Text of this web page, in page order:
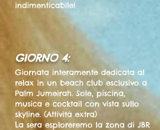
indimenticabile!
GIORNO 4:
Giornata interamente dedicata al
relax in un beach club esclusivo a
Palm Jumeirah. Sole, piscina,
musica e cocktail con vista sullo
skyline. (Attività extra)
La sera esploreremo la zona di JBR